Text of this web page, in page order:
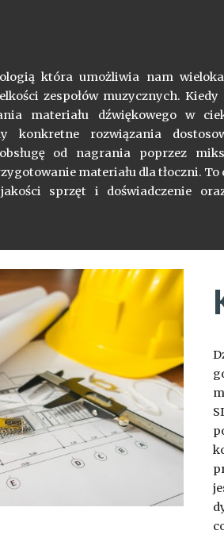
która umożliwia nam
zespołów muzycznych.
materiału dźwiękowego w
konkretne rozwiązania
od nagrania poprzez
materiału dla tłoczni. To
sprzęt i doświadczenie